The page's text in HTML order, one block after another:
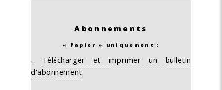
Abonnements
« Papier » uniquement :
- Télécharger et imprimer un bulletin
d'abonnement